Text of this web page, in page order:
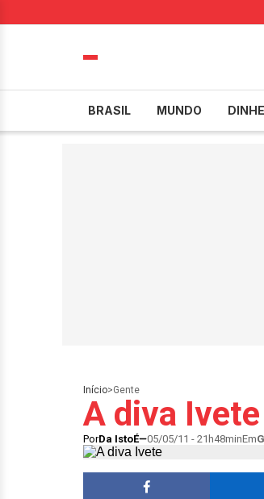
BRASIL MUNDO
Início>Gente
A diva Ivete
PorDa IstoÉ 05/05/11 - 21h48minEm